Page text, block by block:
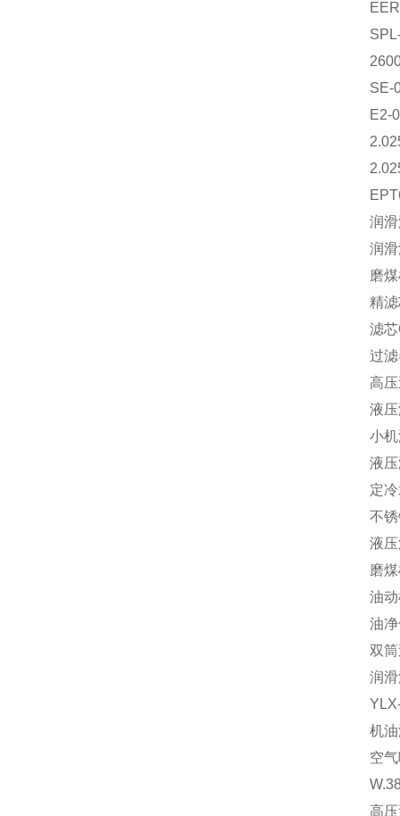
SE-
E2-
润
润
磨
精
滤
过
高
液
小
液
定
不
液
磨
油
油
双
润
机
空
高